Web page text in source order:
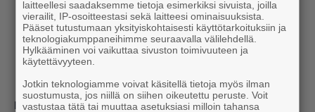
HC-avaruudessa
laitteellesi saadaksemme tietoja esimerkiksi sivuista, joilla
vierailit, IP-osoitteestasi sekä laitteesi ominaisuuksista.
Pääset tutustumaan yksityiskohtaisesti käyttötarkoituksiin ja
teknologiakumppaneihimme seuraavalla välilehdellä.
Hylkääminen voi vaikuttaa sivuston toimivuuteen ja
käytettävyyteen.
Jotkin teknologiamme voivat käsitellä tietoja myös ilman
suostumusta, jos niillä on siihen oikeutettu peruste. Voit
vastustaa tätä tai muuttaa asetuksiasi milloin tahansa